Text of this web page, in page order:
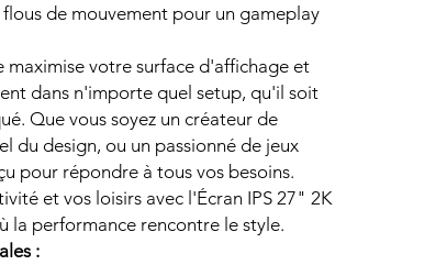
de mouvement pour un gameplay
maximise votre surface d'affichage et
dans n'importe quel setup, qu'il soit
Que vous soyez un créateur de
du design, ou un passionné de jeux
pour répondre à tous vos besoins.
et vos loisirs avec l'Écran IPS 27" 2K
la performance rencontre le style.
: